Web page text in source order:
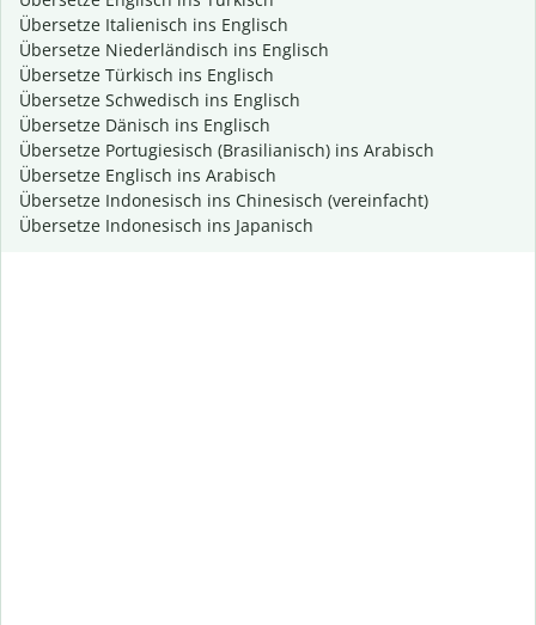
Übersetze Italienisch ins Englisch
Übersetze Niederländisch ins Englisch
Übersetze Türkisch ins Englisch
Übersetze Schwedisch ins Englisch
Übersetze Dänisch ins Englisch
Übersetze Portugiesisch (Brasilianisch) ins Arabisch
Übersetze Englisch ins Arabisch
Übersetze Indonesisch ins Chinesisch (vereinfacht)
Übersetze Indonesisch ins Japanisch